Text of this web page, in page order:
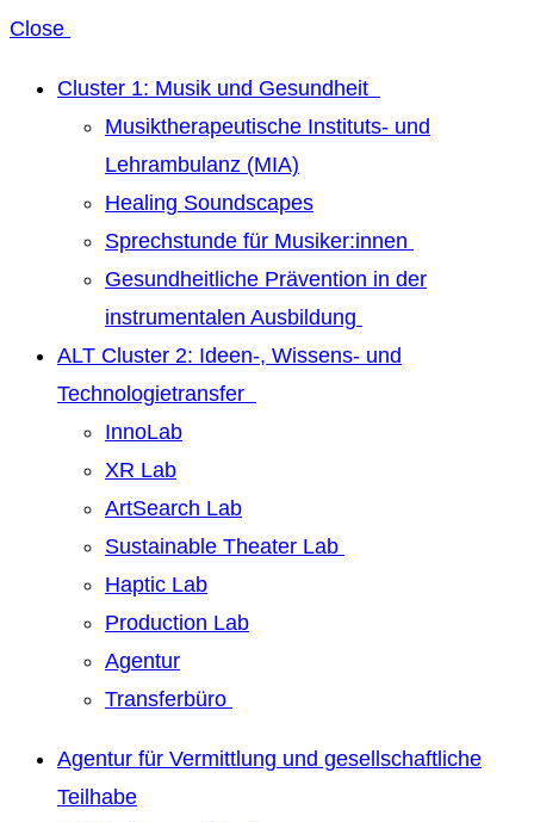
Close
Cluster 1: Musik und Gesundheit
Musiktherapeutische Instituts- und
Lehrambulanz (MIA)
Healing Soundscapes
Sprechstunde für Musiker:innen
Gesundheitliche Prävention in der
instrumentalen Ausbildung
ALT Cluster 2: Ideen-, Wissens- und
Technologietransfer
InnoLab
XR Lab
ArtSearch Lab
Sustainable Theater Lab
Haptic Lab
Production Lab
Agentur
Transferbüro
Agentur für Vermittlung und gesellschaftliche
Teilhabe